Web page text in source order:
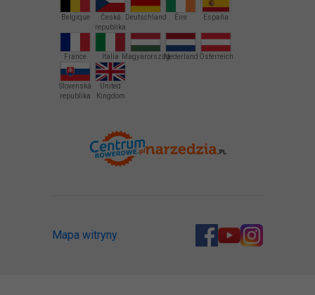
Belgique
Česká
republika
Deutschland Éire España
France Italia MagyarországNederland Österreich
Slovenská
republika
United
Kingdom
Mapa witryny